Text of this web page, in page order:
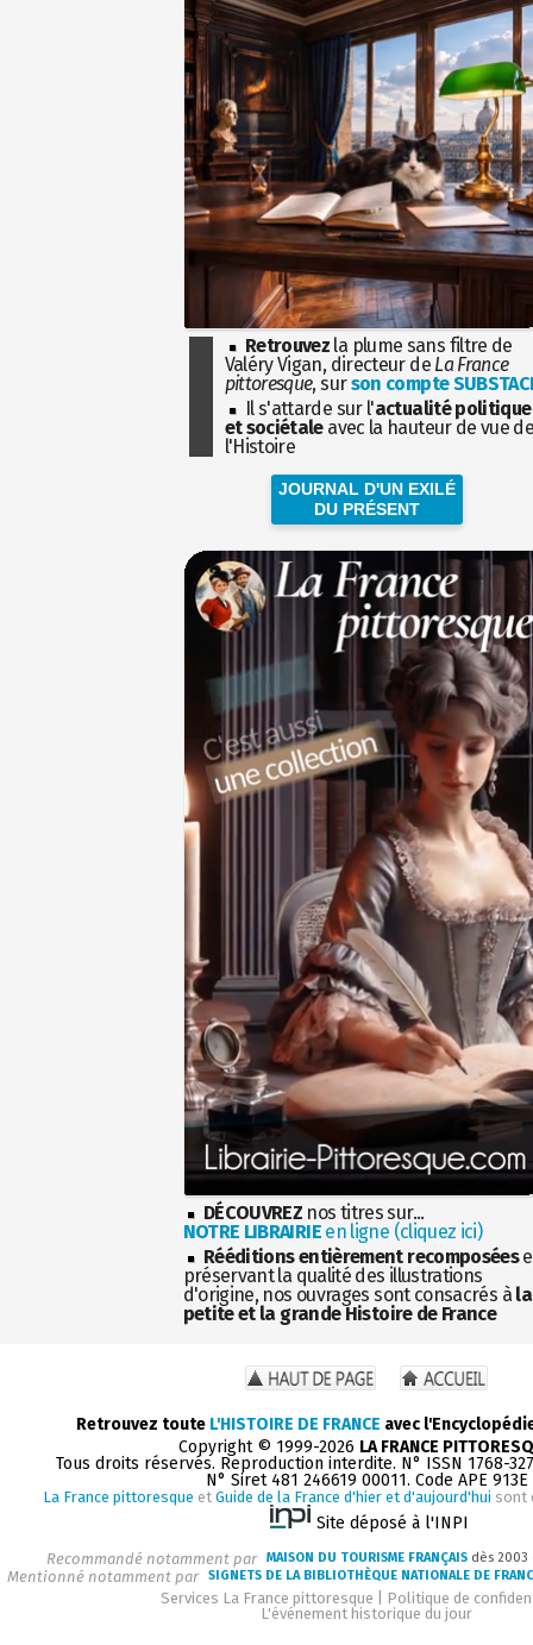
Retrouvez la plume sans filtre de
Valéry Vigan, directeur de La France
pittoresque, surson compte
Il s'attarde sur l'actualité politique
et sociétaleavec la hauteur de vue
l'Histoire
JOURNAL D'UN EXILÉ
DU PRÉSENT
DÉCOUVREZ nos titres sur...
NOTRE LIBRAIRIEen ligne (cliquez ici)
Rééditions entièrement recomposées
préservant la qualité des illustrations
d'origine, nos ouvrages sont consacrés à la
petite et la grande Histoire de France
Retrouvez toute L'HISTOIRE DE FRANCE avec
Copyright © 1999-2026 LA FRANCE
Tous droits réservés. Reproduction interdite. N° ISSN 1768-
N° Siret 481 246619 00011. Code APE 913E
La France pittoresque et Guide de la France d'hier et d'aujourd'hui sont
Site déposé à l'INPI
Recommandé notamment par MAISON DU TOURISME FRANÇAIS dès
Mentionné notamment par SIGNETS DE LA BIBLIOTHÈQUE NATIONALE DE
Services La France pittoresque
Politique de
L'événement historique du jour